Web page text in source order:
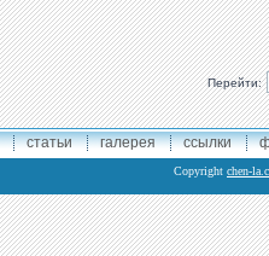
Перейти:
статьи галерея ссылки
Copyright chen-